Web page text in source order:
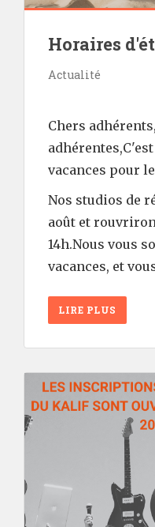
Horaires
Actualité
Chers
vacances pour
Nos studios de
août et
14h.Nous vous
vacances, et
LIRE PLUS